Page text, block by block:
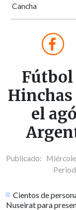
Cancha
Fútbol
Hinchas
el
Publicado:
Cientos de
Nuseirat para